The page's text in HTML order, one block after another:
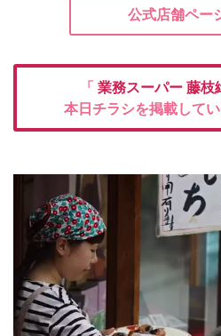
公式店舗ペー
「 業務スーパー 藤枝
本日チラシを掲載して